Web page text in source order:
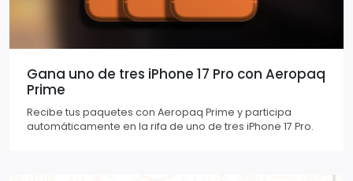
Gana uno de tres iPhone 17 Pro con Aeropaq
Prime
Recibe tus paquetes con Aeropaq Prime y participa
automáticamente en la rifa de uno de tres iPhone 17 Pro.